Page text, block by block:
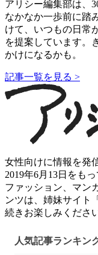
アリシー編集部は、
なかなか一歩前に踏
けて、いつもの日常
を提案しています。
かけになるかも。
記事一覧を見る >
女性向けに情報を発
2019年6月13日をも
ファッション、マン
ンツは、姉妹サイト
続きお楽しみくださ
人気記事ランキン